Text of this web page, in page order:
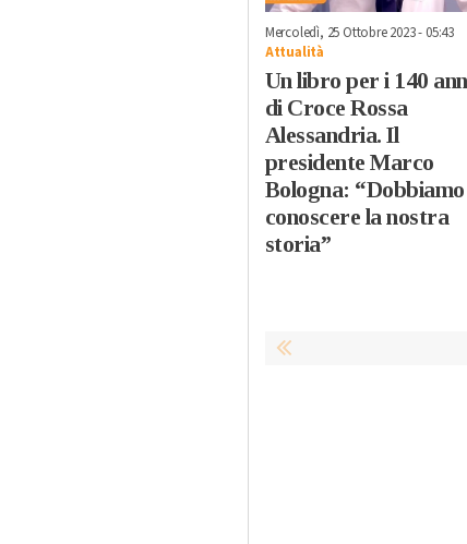
Mercoledì, 25 Ottobre 2023 - 05:43
Attualità
Un libro per i 140
di Croce Rossa
Alessandria. Il
presidente Marco
Bologna: “Dobbiamo
conoscere la nostra
storia”